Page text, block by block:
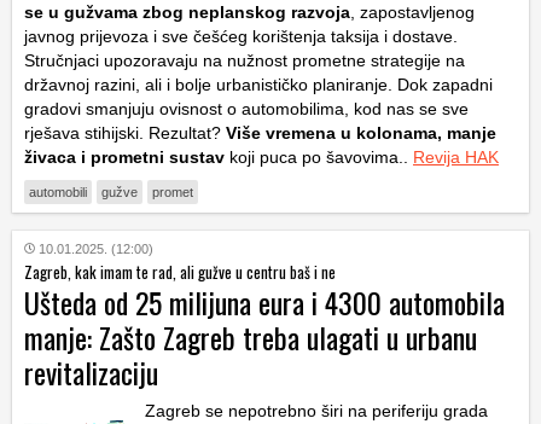
se u gužvama zbog neplanskog razvoja , zapostavljenog
javnog prijevoza i sve češćeg korištenja taksija i dostave.
Stručnjaci upozoravaju na nužnost prometne strategije na
državnoj razini, ali i bolje urbanističko planiranje. Dok zapadni
gradovi smanjuju ovisnost o automobilima, kod nas se sve
rješava stihijski. Rezultat? Više vremena u kolonama, manje
živaca i prometni sustav koji puca po šavovima.. Revija HAK
automobili gužve promet
10.01.2025. (12:00)
Zagreb, kak imam te rad, ali gužve u centru baš i ne
Ušteda od 25 milijuna eura i 4300 automobila
manje: Zašto Zagreb treba ulagati u urbanu
revitalizaciju
Zagreb se nepotrebno širi na periferiju grada